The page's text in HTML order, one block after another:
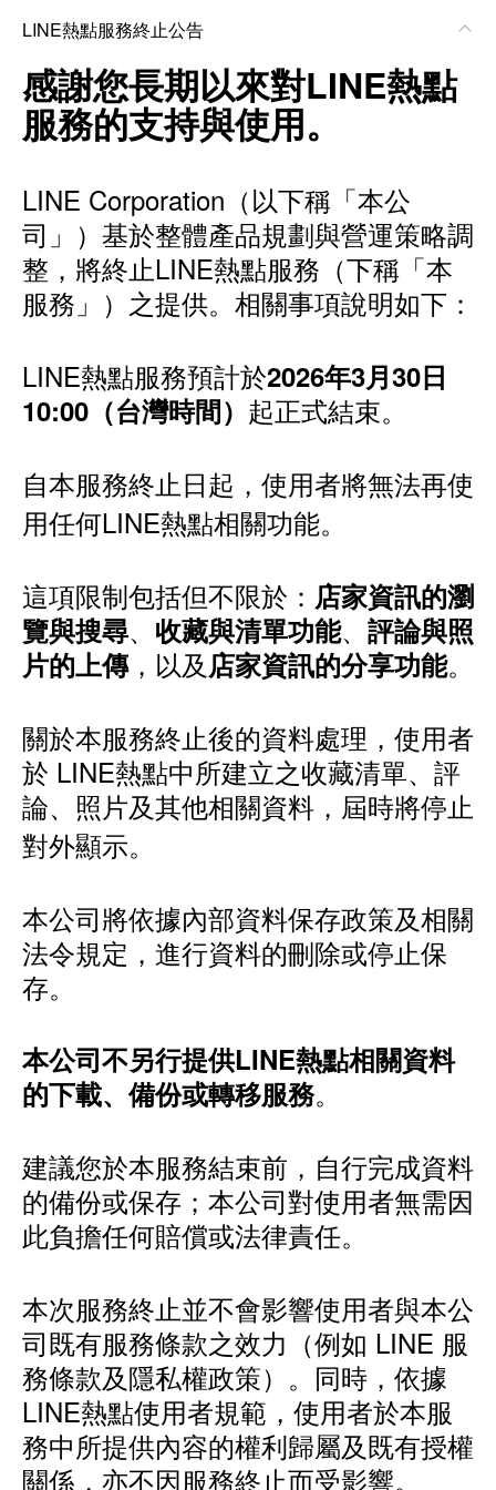
LINE熱點服務終止公告
感謝您長期以來對LINE熱點
服務的支持與使用。
LINE Corporation（以下稱「本公
司」）基於整體產品規劃與營運策略調
整，將終止LINE熱點服務（下稱「本
服務」）之提供。相關事項說明如下：
LINE熱點服務預計於2026年3月30日
10:00（台灣時間） 起正式結束。
自本服務終止日起，使用者將無法再使
用任何LINE熱點相關功能。
這項限制包括但不限於： 店家資訊的瀏
覽與搜尋、 收藏與清單功能、 評論與照
片的上傳，以及店家資訊的分享功能。
關於本服務終止後的資料處理，使用者
於 LINE熱點中所建立之收藏清單、評
論、照片及其他相關資料，屆時將停止
對外顯示。
本公司將依據內部資料保存政策及相關
法令規定，進行資料的刪除或停止保
存。
本公司不另行提供LINE熱點相關資料
的下載、備份或轉移服務。
建議您於本服務結束前，自行完成資料
的備份或保存；本公司對使用者無需因
此負擔任何賠償或法律責任。
本次服務終止並不會影響使用者與本公
司既有服務條款之效力（例如 LINE 服
務條款及隱私權政策）。同時，依據
LINE熱點使用者規範，使用者於本服
務中所提供內容的權利歸屬及既有授權
關係，亦不因服務終止而受影響。